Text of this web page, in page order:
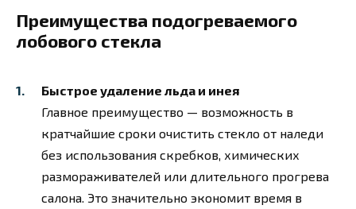
Преимущества подогреваемого
лобового стекла
Быстрое удаление льда и инея
Главное преимущество — возможность в
кратчайшие сроки очистить стекло от наледи
без использования скребков, химических
размораживателей или длительного прогрева
салона. Это значительно экономит время в